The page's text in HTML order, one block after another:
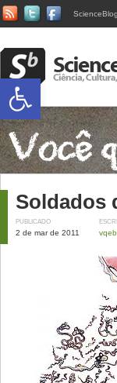
Soldados
PUBLICADO
2 de mar de 2011
Abrir a